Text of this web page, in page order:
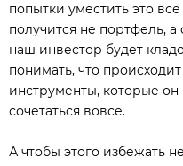
попытки уместить это
получится не портфель, а
наш инвестор будет
понимать, что
инструменты, которые
сочетаться вовсе.
А чтобы этого избежать